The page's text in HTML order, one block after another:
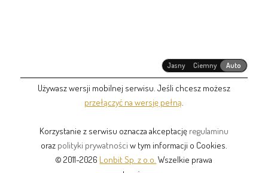
Jasny Ciemny Auto
Używasz wersji mobilnej serwisu. Jeśli chcesz możesz
przełączyć na wersję pełną
Korzystanie z serwisu oznacza akceptację regulaminu
oraz polityki prywatności w tym informacji o Cookies.
© 2011-2026 Lonbit Sp. z o.o. Wszelkie prawa